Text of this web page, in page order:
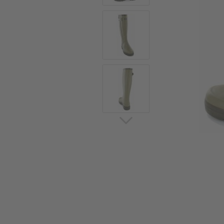
Jagdschuhe
Jagdschuhe für Damen
Winterjagd und
Gummistiefel
Zwiegenähte Jagdschuhe